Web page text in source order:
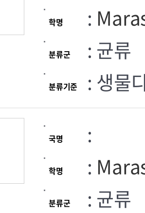
학명 :
분류군 : 균류
분류기준 : 생물
국명 :
학명 :
분류군 : 균류